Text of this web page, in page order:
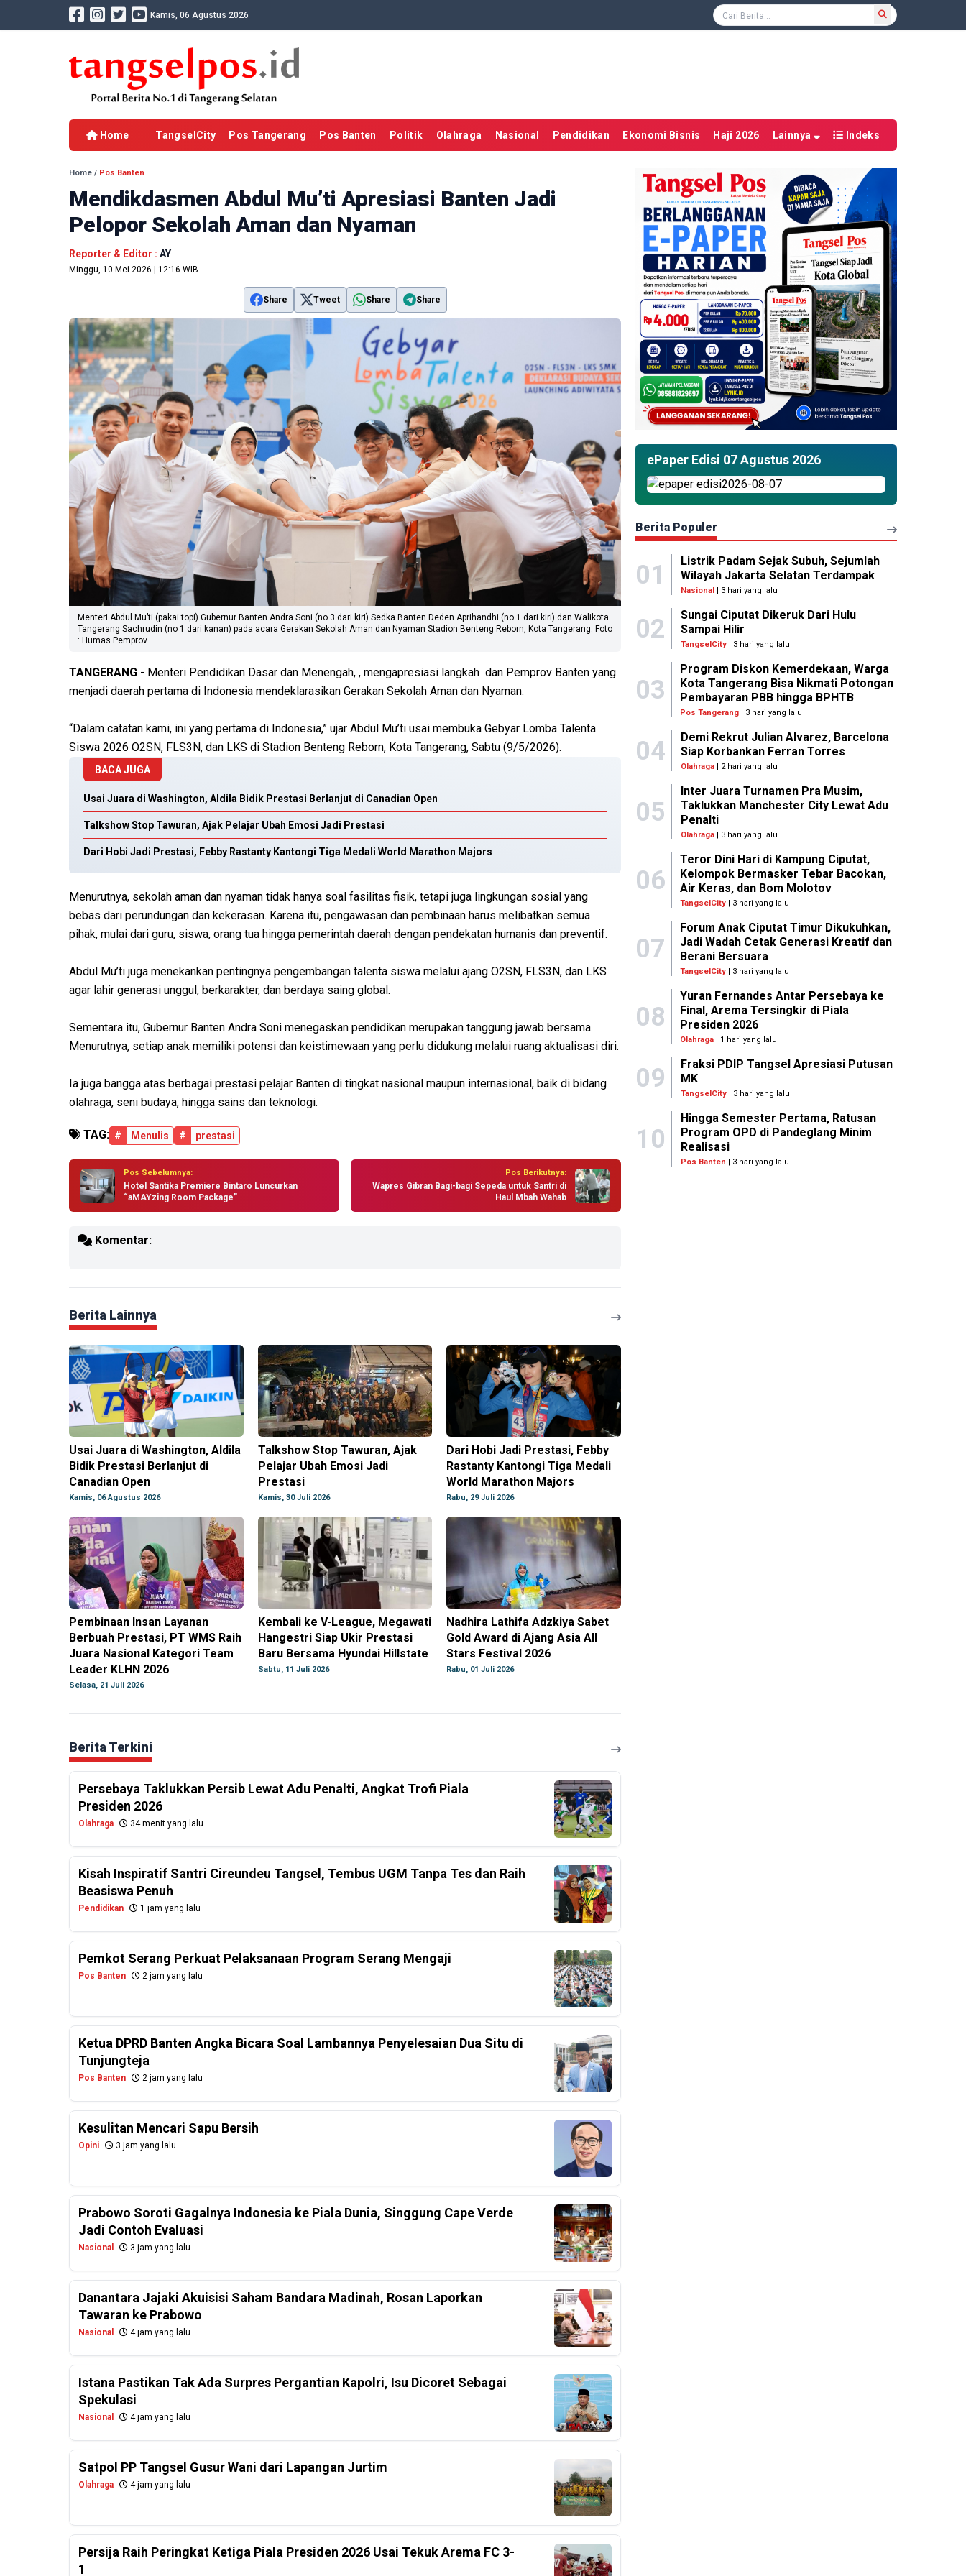
Kamis, 06 Agustus 2026
Home TangselCity Pos Tangerang Pos Banten Politik Olahraga Nasional Pendidikan Ekonomi Bisnis Haji 2026 Lainnya Indeks
Home / Pos Banten
Mendikdasmen Abdul Mu’ti Apresiasi Banten Jadi
Pelopor Sekolah Aman dan Nyaman
Reporter & Editor : AY
Minggu, 10 Mei 2026 | 12:16 WIB
Share Tweet Share Share
Menteri Abdul Mu’ti (pakai topi) Gubernur Banten Andra Soni (no 3 dari kiri) Sedka Banten Deden Aprihandhi (no 1 dari kiri) dan Walikota
Tangerang Sachrudin (no 1 dari kanan) pada acara Gerakan Sekolah Aman dan Nyaman Stadion Benteng Reborn, Kota Tangerang. Foto
: Humas Pemprov
TANGERANG - Menteri Pendidikan Dasar dan Menengah, , mengapresiasi langkah dan Pemprov Banten yang
menjadi daerah pertama di Indonesia mendeklarasikan Gerakan Sekolah Aman dan Nyaman.
“Dalam catatan kami, ini yang pertama di Indonesia,” ujar Abdul Mu’ti usai membuka Gebyar Lomba Talenta
Siswa 2026 O2SN, FLS3N, dan LKS di Stadion Benteng Reborn, Kota Tangerang, Sabtu (9/5/2026).
BACA JUGA
Usai Juara di Washington, Aldila Bidik Prestasi Berlanjut di Canadian Open
Talkshow Stop Tawuran, Ajak Pelajar Ubah Emosi Jadi Prestasi
Dari Hobi Jadi Prestasi, Febby Rastanty Kantongi Tiga Medali World Marathon Majors
Menurutnya, sekolah aman dan nyaman tidak hanya soal fasilitas fisik, tetapi juga lingkungan sosial yang
bebas dari perundungan dan kekerasan. Karena itu, pengawasan dan pembinaan harus melibatkan semua
pihak, mulai dari guru, siswa, orang tua hingga pemerintah daerah dengan pendekatan humanis dan preventif.
Abdul Mu’ti juga menekankan pentingnya pengembangan talenta siswa melalui ajang O2SN, FLS3N, dan LKS
agar lahir generasi unggul, berkarakter, dan berdaya saing global.
Sementara itu, Gubernur Banten Andra Soni menegaskan pendidikan merupakan tanggung jawab bersama.
Menurutnya, setiap anak memiliki potensi dan keistimewaan yang perlu didukung melalui ruang aktualisasi diri.
Ia juga bangga atas berbagai prestasi pelajar Banten di tingkat nasional maupun internasional, baik di bidang
olahraga, seni budaya, hingga sains dan teknologi.
TAG: # Menulis # prestasi
Pos Sebelumnya:
Hotel Santika Premiere Bintaro Luncurkan
“aMAYzing Room Package”
Pos Berikutnya:
Wapres Gibran Bagi-bagi Sepeda untuk Santri di
Haul Mbah Wahab
Komentar:
Berita Lainnya
Usai Juara di Washington, Aldila
Bidik Prestasi Berlanjut di
Canadian Open
Kamis, 06 Agustus 2026
Talkshow Stop Tawuran, Ajak
Pelajar Ubah Emosi Jadi
Prestasi
Kamis, 30 Juli 2026
Dari Hobi Jadi Prestasi, Febby
Rastanty Kantongi Tiga Medali
World Marathon Majors
Rabu, 29 Juli 2026
Pembinaan Insan Layanan
Berbuah Prestasi, PT WMS Raih
Juara Nasional Kategori Team
Leader KLHN 2026
Selasa, 21 Juli 2026
Kembali ke V-League, Megawati
Hangestri Siap Ukir Prestasi
Baru Bersama Hyundai Hillstate
Sabtu, 11 Juli 2026
Nadhira Lathifa Adzkiya Sabet
Gold Award di Ajang Asia All
Stars Festival 2026
Rabu, 01 Juli 2026
Berita Terkini
Persebaya Taklukkan Persib Lewat Adu Penalti, Angkat Trofi Piala
Presiden 2026
Olahraga 34 menit yang lalu
Kisah Inspiratif Santri Cireundeu Tangsel, Tembus UGM Tanpa Tes dan Raih
Beasiswa Penuh
Pendidikan 1 jam yang lalu
Pemkot Serang Perkuat Pelaksanaan Program Serang Mengaji
Pos Banten 2 jam yang lalu
Ketua DPRD Banten Angka Bicara Soal Lambannya Penyelesaian Dua Situ di
Tunjungteja
Pos Banten 2 jam yang lalu
Kesulitan Mencari Sapu Bersih
Opini 3 jam yang lalu
Prabowo Soroti Gagalnya Indonesia ke Piala Dunia, Singgung Cape Verde
Jadi Contoh Evaluasi
Nasional 3 jam yang lalu
Danantara Jajaki Akuisisi Saham Bandara Madinah, Rosan Laporkan
Tawaran ke Prabowo
Nasional 4 jam yang lalu
Istana Pastikan Tak Ada Surpres Pergantian Kapolri, Isu Dicoret Sebagai
Spekulasi
Nasional 4 jam yang lalu
Satpol PP Tangsel Gusur Wani dari Lapangan Jurtim
Olahraga 4 jam yang lalu
Persija Raih Peringkat Ketiga Piala Presiden 2026 Usai Tekuk Arema FC 3-
1
ePaper Edisi 07 Agustus 2026
Berita Populer
01
Listrik Padam Sejak Subuh, Sejumlah
Wilayah Jakarta Selatan Terdampak
Nasional | 3 hari yang lalu
02
Sungai Ciputat Dikeruk Dari Hulu
Sampai Hilir
TangselCity| 3 hari yang lalu
03
Program Diskon Kemerdekaan, Warga
Kota Tangerang Bisa Nikmati Potongan
Pembayaran PBB hingga BPHTB
Pos Tangerang | 3 hari yang lalu
04
Demi Rekrut Julian Alvarez, Barcelona
Siap Korbankan Ferran Torres
Olahraga| 2 hari yang lalu
05
Inter Juara Turnamen Pra Musim,
Taklukkan Manchester City Lewat Adu
Penalti
Olahraga| 3 hari yang lalu
06
Teror Dini Hari di Kampung Ciputat,
Kelompok Bermasker Tebar Bacokan,
Air Keras, dan Bom Molotov
TangselCity | 3 hari yang lalu
07
Forum Anak Ciputat Timur Dikukuhkan,
Jadi Wadah Cetak Generasi Kreatif dan
Berani Bersuara
TangselCity | 3 hari yang lalu
08
Yuran Fernandes Antar Persebaya ke
Final, Arema Tersingkir di Piala
Presiden 2026
Olahraga | 1 hari yang lalu
09
Fraksi PDIP Tangsel Apresiasi Putusan
MK
TangselCity| 3 hari yang lalu
10
Hingga Semester Pertama, Ratusan
Program OPD di Pandeglang Minim
Realisasi
Pos Banten | 3 hari yang lalu